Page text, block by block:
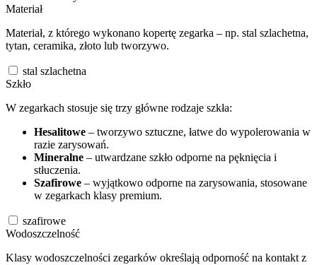
Materiał
Materiał, z którego wykonano kopertę zegarka – np. stal szlachetna,
tytan, ceramika, złoto lub tworzywo.
stal szlachetna
Szkło
W zegarkach stosuje się trzy główne rodzaje szkła:
Hesalitowe – tworzywo sztuczne, łatwe do wypolerowania w
razie zarysowań.
Mineralne – utwardzane szkło odporne na pęknięcia i
stłuczenia.
Szafirowe – wyjątkowo odporne na zarysowania, stosowane
w zegarkach klasy premium.
szafirowe
Wodoszczelność
Klasy wodoszczelności zegarków określają odporność na kontakt z